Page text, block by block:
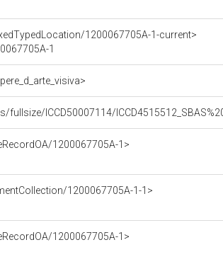
1200067705A-1-current>
1
ICCD50007114/
1200067705A-1>
1200067705A-1-1>
1200067705A-1>